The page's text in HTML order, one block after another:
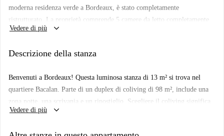
moderna residenza verde a Bordeaux, è stato completamente
ristrutturato. La proprietà comprende 5 camere da letto completamente
attrezzate che vanno da 10 m² a 13 m², una cucina, 2 docce e 2 bagni
eccezionalmente piacevole, con un comodo accesso ai trasporti pubblici
Vedere di più keyboard_arrow_down
Descrizione della stanza
Benvenuti a Bordeaux! Questa luminosa stanza di 13 m² si trova nel
quartiere Bacalan. Parte di un duplex di coliving di 98 m², include una
zona notte, una scrivania e un ripostiglio. Scegliere il coliving significa
scegliere la comodità: assicurazione sulla casa, internet e spese di utenza
Vedere di più keyboard_arrow_down